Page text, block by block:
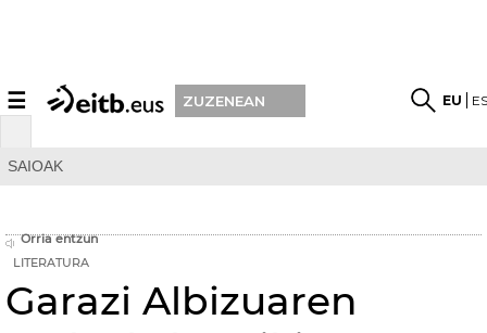
☰ ZUZENEAN EU
SAIOAK
Orria entzun
LITERATURA
Garazi Albizuaren